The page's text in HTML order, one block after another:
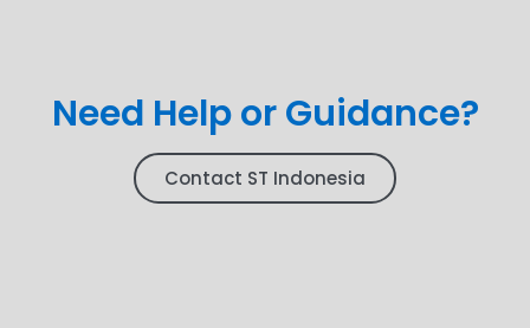
Need Help or Guidance?
Contact ST Indonesia